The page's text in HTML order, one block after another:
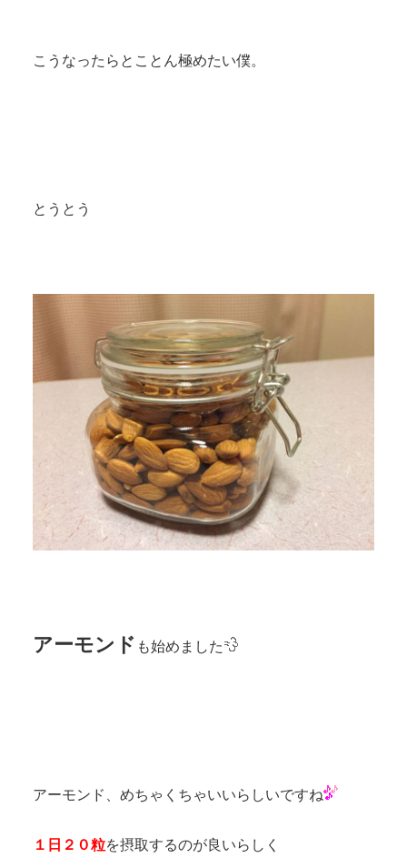
こうなったらとことん極めたい僕。
とうとう
アーモンド も始めました
アーモンド、めちゃくちゃいいらしいですね
１日２０粒を摂取するのが良いらしく